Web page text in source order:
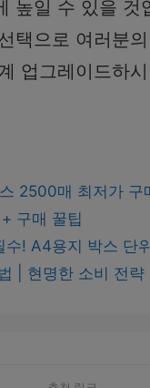
높일 수 있을 것
택으로 여러분
업그레이드하
2500매 최저가 구
구매 꿀팁
수! A4용지 박스 단
| 현명한 소비 전략